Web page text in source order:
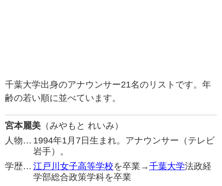
千葉大学出身のアナウンサー21名のリストです。年
齢の若い順に並べています。
宮本麗美 （みやもと れいみ）
人物… 1994年1月7日生まれ。アナウンサー（テレビ
岩手）。
学歴… 江戸川女子高等学校を卒業→千葉大学法政経
学部総合政策学科を卒業